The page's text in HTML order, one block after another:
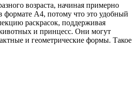
возраста, начиная примерно
формате A4, потому что это удобный
раскрасок, поддерживая
и принцесс. Они могут
и геометрические формы. Такое